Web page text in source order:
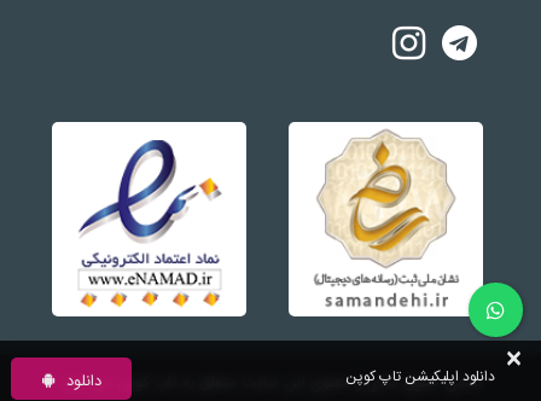
تمامی حقوق مادی و معنوی این سایت متعلق به تاپ کوپن می باشد
دانلود اپلیکیشن تاپ کوپن دانلود ×